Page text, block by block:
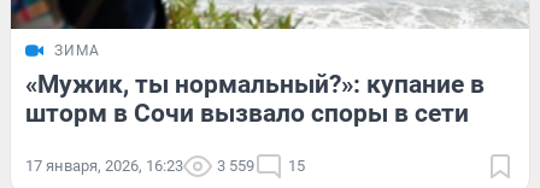
ЗИМА
«Мужик, ты нормальный?»: купание в
шторм в Сочи вызвало споры в сети
17 января, 2026, 16:23 3 559 15